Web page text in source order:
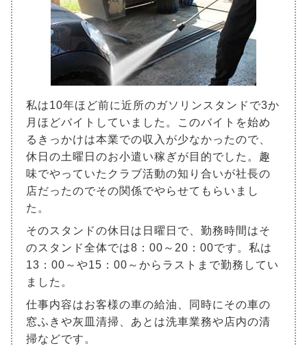
私は10年ほど前に近所のガソリンスタンドで3か
月ほどバイトしていました。このバイトを始め
るきっかけは本業での収入が少なかったので、
休日の土曜日のお小遣い稼ぎが目的でした。趣
味でやっていたクラブ活動の知り合いが社長の
店だったのでその関係でやらせてもらいまし
た。
そのスタンドの休日は日曜日で、勤務時間はそ
のスタンド全体では8：00～20：00です。私は
13：00～や15：00～からラストまで勤務してい
ました。
仕事内容はお客様の車の給油、同時にその車の
窓ふきや灰皿清掃、あとは洗車業務や店内の清
掃などです。